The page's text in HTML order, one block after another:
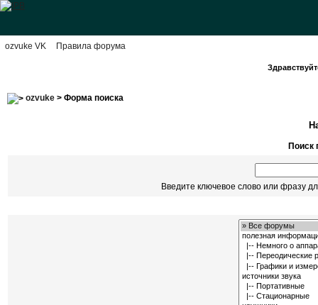
ozvuke VK Правила форума
ozvuke> Форма поиска
Поиск
Введите ключевое слово или фразу